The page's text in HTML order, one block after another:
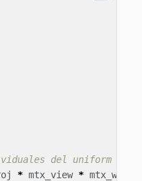
del uniform
* mtx_view * mtx_world